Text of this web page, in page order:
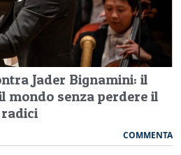
Jader Bignamini: il
mondo senza perdere il
COMMENTA